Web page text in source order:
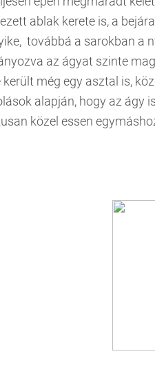
ablak kerete is, a
továbbá a sarokban a
az ágyat szinte
került még egy asztal is,
alapján, hogy az ágy
közel essen